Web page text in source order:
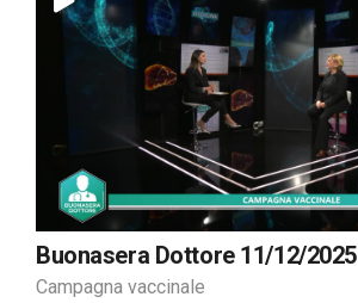
Buonasera Dottore 11/12/2025
Campagna vaccinale